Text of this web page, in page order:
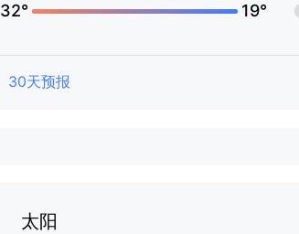
32° 19°
30天预报
太阳